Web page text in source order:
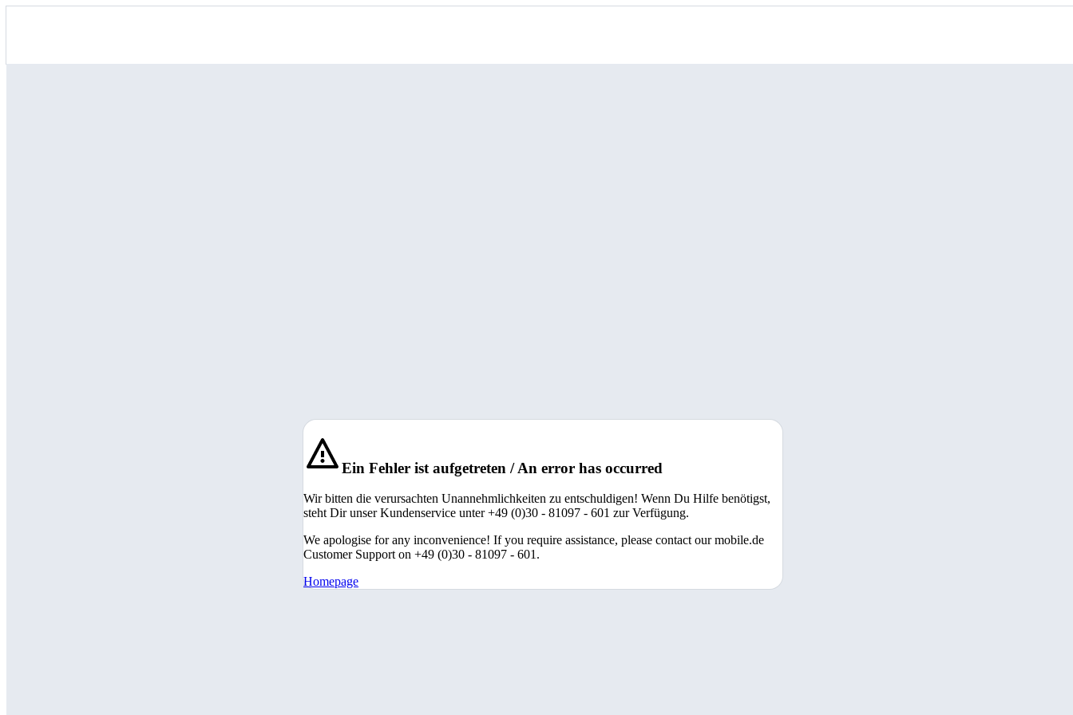
Ein Fehler ist aufgetreten / An error has occurred
Wir bitten die verursachten Unannehmlichkeiten zu entschuldigen! Wenn Du Hilfe benötigst,
steht Dir unser Kundenservice unter +49 (0)30 - 81097 - 601 zur Verfügung.
We apologise for any inconvenience! If you require assistance, please contact our mobile.de
Customer Support on +49 (0)30 - 81097 - 601.
Homepage